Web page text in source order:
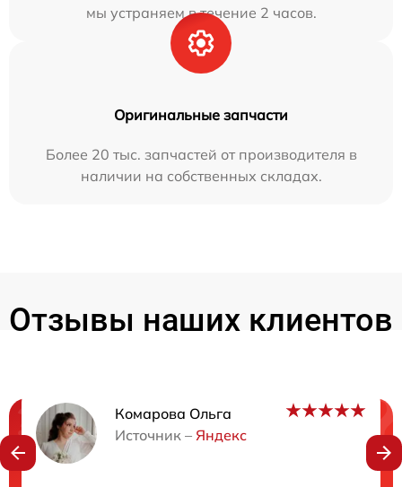
мы устраняем в течение 2 часов.
Оригинальные запчасти
Более 20 тыс. запчастей от производителя в
наличии на собственных складах.
Отзывы наших клиентов
Комарова Ольга
Источник – Яндекс
Нужна консультация?